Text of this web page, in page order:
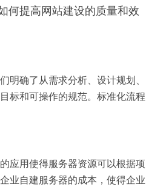
何提高网站建设的质量和效
确了从需求分析、设计规划、
标和可操作的规范。标准化流程
应用使得服务器资源可以根据项
业自建服务器的成本，使得企业